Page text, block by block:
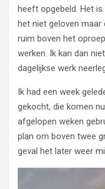
heeft opgebeld. Het
het niet geloven maar
ruim boven het
werken. Ik kan dan
dagelijkse werk
Ik had een week
gekocht, die komen
afgelopen weken
plan om boven twee
geval het later weer